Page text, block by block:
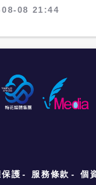
08 21:44
保護 服務條款 個